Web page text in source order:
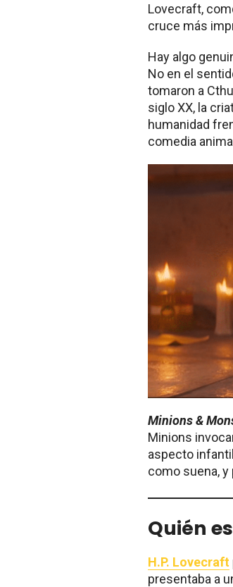
Lovecraft,
cruce más
Hay algo
No en el
tomaron a
siglo XX, la
humanidad
comedia
Minions &
Minions
aspecto
como suena,
Quién
H.P. Lovecraft
presentaba a